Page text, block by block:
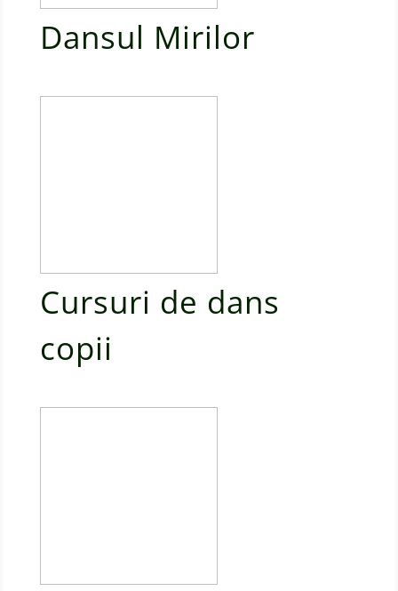
Dansul Mirilor
Cursuri de dans
copii